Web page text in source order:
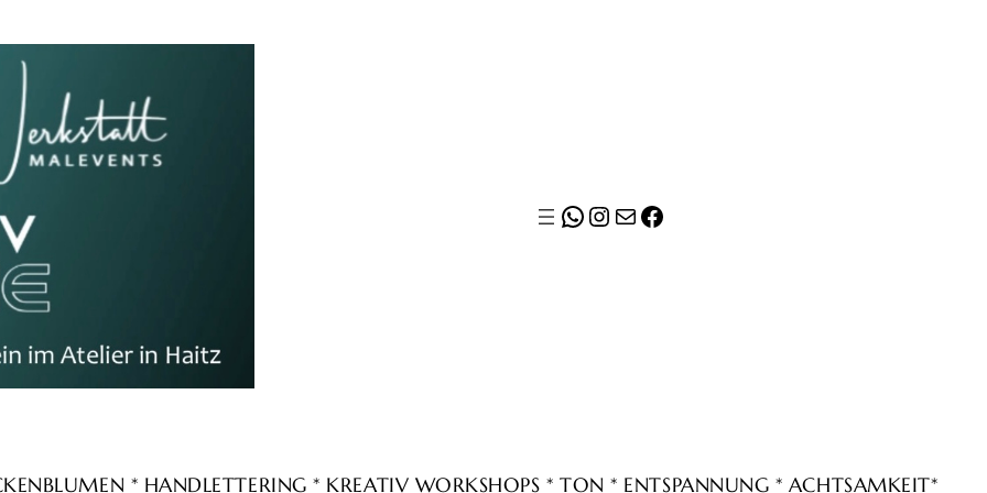
WhatsApp
Instagram
E-MailFacebook
* HANDLETTERING * KREATIV WORKSHOPS * TON * ENTSPANNUNG * ACHTSAMKEIT*